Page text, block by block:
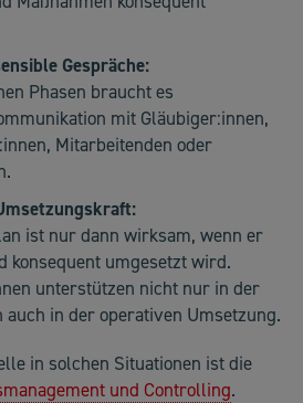
Gespräche:
Phasen braucht es
mit Gläubiger:innen,
Mitarbeitenden oder
ist nur dann wirksam, wenn er
konsequent umgesetzt wird.
unterstützen nicht nur in der
auch in der operativen Umsetzung.
in solchen Situationen ist die
und Controlling.